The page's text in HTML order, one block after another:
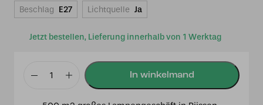
Jetzt bestellen, Lieferung innerhalb von 1 Werktag
Beschlag E27 Lichtquelle Ja
Tiffany